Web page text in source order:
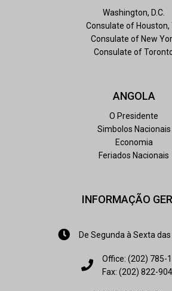
Washington, D.C.
Consulate of Houston,
Consulate of New
Consulate of
ANGOLA
O Presidente
Simbolos Nacionais
Economia
Feriados Nacionais
INFORMAÇÃO
De Segunda à Sexta
Office: (202) 785-
Fax: (202) 822-